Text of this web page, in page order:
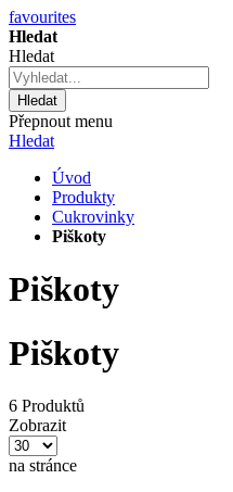
favourites
Hledat
Hledat
Hledat
Přepnout menu
Hledat
Úvod
Produkty
Cukrovinky
Piškoty
Piškoty
Piškoty
6 Produktů
Zobrazit
na stránce